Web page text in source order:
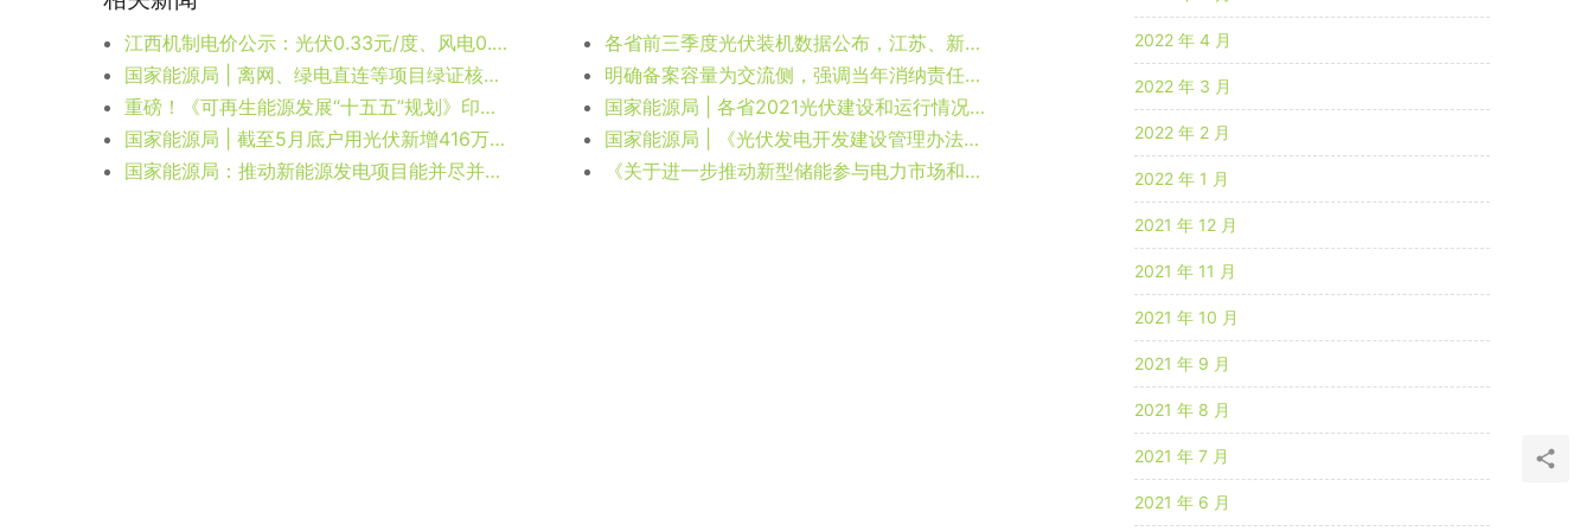
江西机制电价公示：光伏0.33元/度、风电0.375元/度，433个项目入围
各省前三季度光伏装机数据公布，江苏、新疆、广东前三
国家能源局 | 离网、绿电直连等项目绿证核发规定
明确备案容量为交流侧，强调当年消纳责任权重为约束性指标 | 国家能源局发布《光伏电站开发建设管理办法（二次征求意见稿）》
重磅！《可再生能源发展“十五五”规划》印发，风光总装机超28亿千瓦，三北新增超3.7亿千瓦
国家能源局 | 各省2021光伏建设和运行情况公布
国家能源局 | 截至5月底户用光伏新增416万千瓦
国家能源局 | 《光伏发电开发建设管理办法》征求意见
国家能源局：推动新能源发电项目能并尽并、多发满发
《关于进一步推动新型储能参与电力市场和调度运用的通知》发布
2022 年 4 月
2022 年 3 月
2022 年 2 月
2022 年 1 月
2021 年 12 月
2021 年 11 月
2021 年 10 月
2021 年 9 月
2021 年 8 月
2021 年 7 月
2021 年 6 月